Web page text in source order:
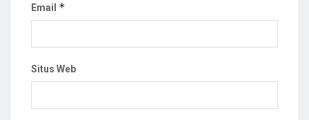
Email *
Situs Web